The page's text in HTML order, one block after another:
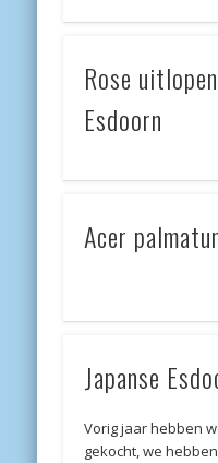
Rose
Esdoorn
Acer
Japanse
Vorig jaar hebben
gekocht, we